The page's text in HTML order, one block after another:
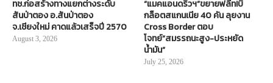
ทช.ก่อสร้างทางแยกต่างระดับ
สันป่าตอง อ.สันป่าตอง
จ.เชียงใหม่ คาดแล้วเสร็จปี 2570
August 3, 2026
“แมคแอนดริวฯ”ขยายฟลีท!บิ๊
กล็อตสแกนเนีย 40 คัน ลุยงาน
Cross Border ตอบ
โจทย์“สมรรถนะสูง-ประหยัด
น้ำมัน”
July 25, 2026